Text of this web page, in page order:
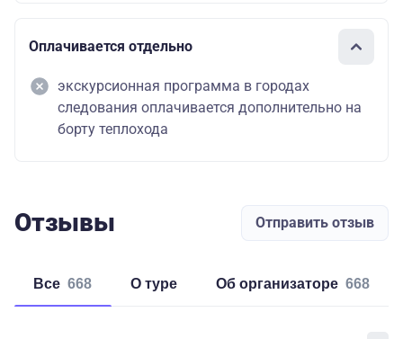
Оплачивается отдельно
экскурсионная программа в городах
следования оплачивается дополнительно на
борту теплохода
Отзывы Отправить отзыв
Все 668 о туре об организаторе 668